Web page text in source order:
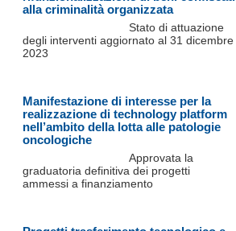
alla criminalità organizzata
Stato di attuazione
degli interventi aggiornato al 31 dicembre
2023
Manifestazione di interesse per la
realizzazione di technology platform
nell’ambito della lotta alle patologie
oncologiche
Approvata la
graduatoria definitiva dei progetti
ammessi a finanziamento